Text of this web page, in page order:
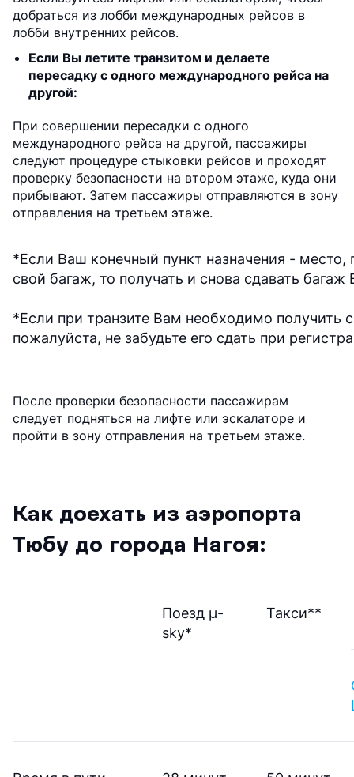
добраться из лобби международных рейсов в
лобби внутренних рейсов.
Если Вы летите транзитом и делаете
пересадку с одного международного рейса на
другой:
При совершении пересадки с одного
международного рейса на другой, пассажиры
следуют процедуре стыковки рейсов и проходят
проверку безопасности на втором этаже, куда они
прибывают. Затем пассажиры отправляются в зону
отправления на третьем этаже.
*Если Ваш конечный пункт назначения - место,
свой багаж, то получать и снова сдавать
*Если при транзите Вам необходимо получить
пожалуйста, не забудьте его сдать при
После проверки безопасности пассажирам
следует подняться на лифте или эскалаторе и
пройти в зону отправления на третьем этаже.
Как доехать из аэропорта
Тюбу до города Нагоя:
Поезд μ-
sky*
Такси**